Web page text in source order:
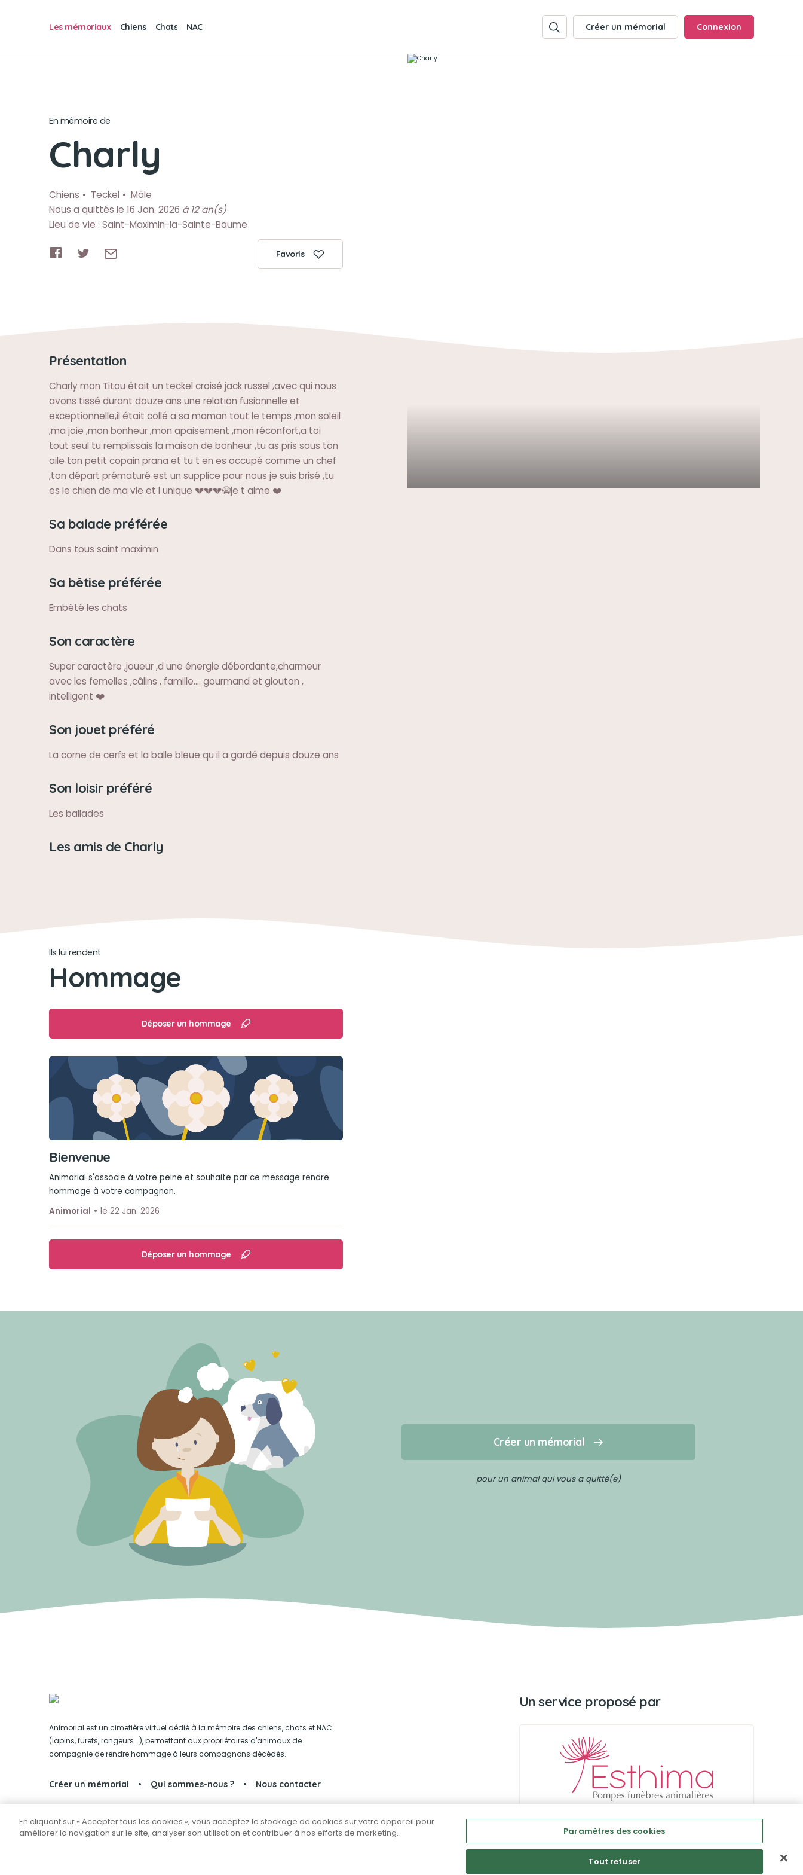
Les mémoriaux Chiens Chats NAC Créer un mémorial Connexion
En mémoire de
Charly
Chiens Teckel
Mâle
Nous a quittés le 16 Jan. 2026 à 12 an(s)
Lieu de vie : Saint-Maximin-la-Sainte-Baume
Favoris
Présentation
Charly mon Titou était un teckel croisé jack russel ,avec qui nous
avons tissé durant douze ans une relation fusionnelle et
exceptionnelle,il était collé a sa maman tout le temps ,mon soleil
,ma joie ,mon bonheur ,mon apaisement ,mon réconfort,a toi
tout seul tu remplissais la maison de bonheur ,tu as pris sous ton
aile ton petit copain prana et tu t en es occupé comme un chef
,ton départ prématuré est un supplice pour nous je suis brisé ,tu
es le chien de ma vie et l unique 💔💔💔😭je t aime ❤️
Sa balade préférée
Dans tous saint maximin
Sa bêtise préférée
Embêté les chats
Son caractère
Super caractère ,joueur ,d une énergie débordante,charmeur
avec les femelles ,câlins , famille.... gourmand et glouton ,
intelligent ❤️
Son jouet préféré
La corne de cerfs et la balle bleue qu il a gardé depuis douze ans
Son loisir préféré
Les ballades
Les amis de Charly
Ils lui rendent
Hommage
Déposer un hommage
Bienvenue
Animorial s'associe à votre peine et souhaite par ce message rendre
hommage à votre compagnon.
Animorial
le 22 Jan. 2026
Déposer un hommage
Créer un mémorial
pour un animal qui vous a quitté(e)
Animorial est un cimetière virtuel dédié à la mémoire des chiens, chats et NAC
(lapins, furets, rongeurs...), permettant aux propriétaires d'animaux de
compagnie de rendre hommage à leurs compagnons décédés.
Créer un mémorial Qui sommes-nous ? Nous contacter
Partager sur Facebook
Un service proposé par
En cliquant sur « Accepter tous les cookies », vous acceptez le stockage de cookies sur votre appareil pour
améliorer la navigation sur le site, analyser son utilisation et contribuer à nos efforts de marketing.
Paramètres des cookies
Tout refuser